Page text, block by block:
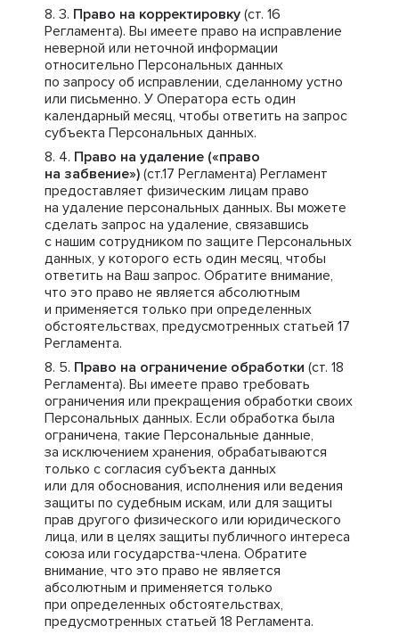
Право на корректировку (ст. 16
Регламента). Вы имеете право на исправление
неверной или неточной информации
относительно Персональных данных
по запросу об исправлении, сделанному устно
или письменно. У Оператора есть один
календарный месяц, чтобы ответить на запрос
субъекта Персональных данных.
Право на удаление («право
на забвение») (ст.17 Регламента) Регламент
предоставляет физическим лицам право
на удаление персональных данных. Вы можете
сделать запрос на удаление, связавшись
с нашим сотрудником по защите Персональных
данных, у которого есть один месяц, чтобы
ответить на Ваш запрос. Обратите внимание,
что это право не является абсолютным
и применяется только при определенных
обстоятельствах, предусмотренных статьей 17
Регламента.
Право на ограничение обработки (ст. 18
Регламента). Вы имеете право требовать
ограничения или прекращения обработки своих
Персональных данных. Если обработка была
ограничена, такие Персональные данные,
за исключением хранения, обрабатываются
только с согласия субъекта данных
или для обоснования, исполнения или ведения
защиты по судебным искам, или для защиты
прав другого физического или юридического
лица, или в целях защиты публичного интереса
союза или государства-члена. Обратите
внимание, что это право не является
абсолютным и применяется только
при определенных обстоятельствах,
предусмотренных статьей 18 Регламента.